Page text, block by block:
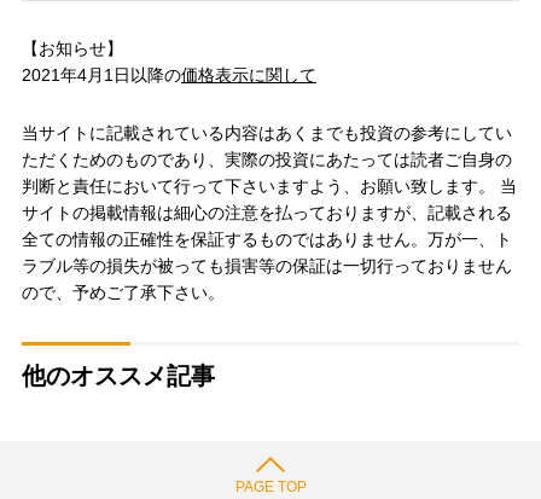
【お知らせ】
2021年4月1日以降の価格表示に関して
当サイトに記載されている内容はあくまでも投資の参考にしてい
ただくためのものであり、実際の投資にあたっては読者ご自身の
判断と責任において行って下さいますよう、お願い致します。 当
サイトの掲載情報は細心の注意を払っておりますが、記載される
全ての情報の正確性を保証するものではありません。万が一、ト
ラブル等の損失が被っても損害等の保証は一切行っておりません
ので、予めご了承下さい。
他のオススメ記事
PAGE TOP